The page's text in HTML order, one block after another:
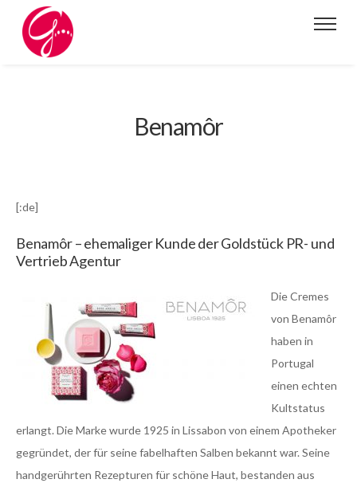
Benamôr
[:de]
Benamôr – ehemaliger Kunde der Goldstück PR- und
Vertrieb Agentur
Die Cremes
von Benamôr
haben in
Portugal
einen echten
Kultstatus
erlangt. Die Marke wurde 1925 in Lissabon von einem Apotheker
gegründet, der für seine fabelhaften Salben bekannt war. Seine
handgerührten Rezepturen für schöne Haut, bestanden aus